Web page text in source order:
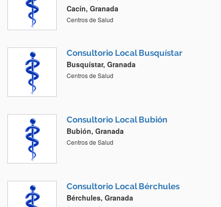
Cacín, Granada
Centros de Salud
Consultorio Local Busquístar
Busquístar, Granada
Centros de Salud
Consultorio Local Bubión
Bubión, Granada
Centros de Salud
Consultorio Local Bérchules
Bérchules, Granada